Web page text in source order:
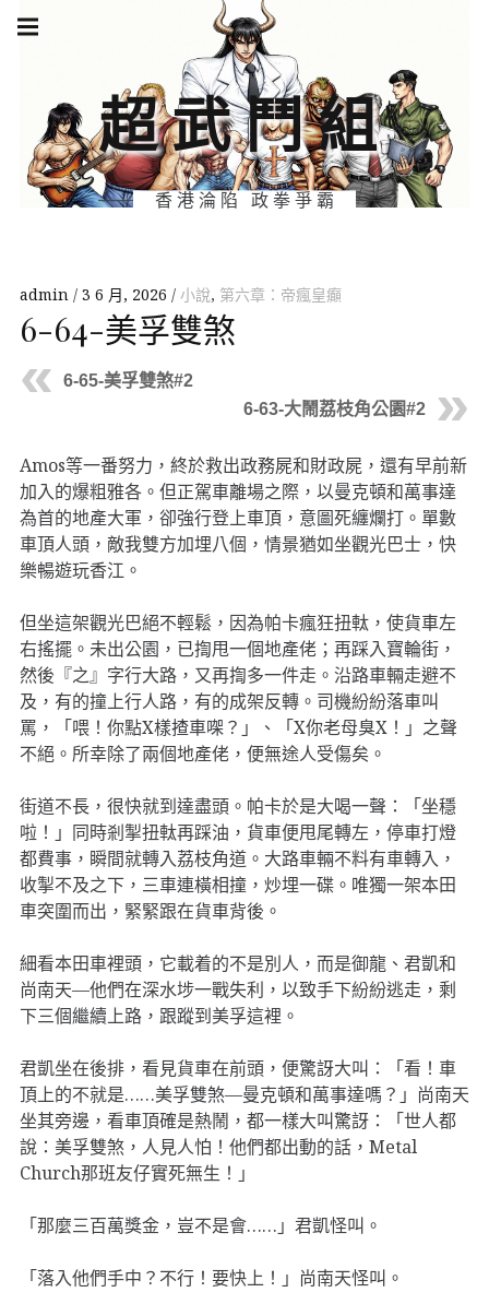
Skip
超武鬥組
香港淪陷 政拳爭霸
navigation
admin 3 6 月, 2026 小說, 第六章：帝瘋皇癲
6-64-美孚雙煞
6-65-美孚雙煞#2
6-63-大鬧荔枝角公園#2
Amos等一番努力，終於救出政務屍和財政屍，還有早前新
加入的爆粗雅各。但正駕車離場之際，以曼克頓和萬事達
為首的地產大軍，卻強行登上車頂，意圖死纏爛打。單數
車頂人頭，敵我雙方加埋八個，情景猶如坐觀光巴士，快
樂暢遊玩香江。
但坐這架觀光巴絕不輕鬆，因為帕卡瘋狂扭軚，使貨車左
右搖擺。未出公園，已揈甩一個地產佬；再踩入寶輪街，
然後『之』字行大路，又再揈多一件走。沿路車輛走避不
及，有的撞上行人路，有的成架反轉。司機紛紛落車叫
罵，「喂！你點X樣揸車㗎？」、「X你老母臭X！」之聲
不絕。所幸除了兩個地產佬，便無途人受傷矣。
街道不長，很快就到達盡頭。帕卡於是大喝一聲：「坐穩
啦！」同時剎掣扭軚再踩油，貨車便甩尾轉左，停車打燈
都費事，瞬間就轉入荔枝角道。大路車輛不料有車轉入，
收掣不及之下，三車連橫相撞，炒埋一碟。唯獨一架本田
車突圍而出，緊緊跟在貨車背後。
細看本田車裡頭，它載着的不是別人，而是御龍、君凱和
尚南天—他們在深水埗一戰失利，以致手下紛紛逃走，剩
下三個繼續上路，跟蹤到美孚這裡。
君凱坐在後排，看見貨車在前頭，便驚訝大叫：「看！車
頂上的不就是……美孚雙煞—曼克頓和萬事達嗎？」尚南天
坐其旁邊，看車頂確是熱鬧，都一樣大叫驚訝：「世人都
說：美孚雙煞，人見人怕！他們都出動的話，Metal
Church那班友仔實死無生！」
「那麼三百萬獎金，豈不是會……」君凱怪叫。
「落入他們手中？不行！要快上！」尚南天怪叫。